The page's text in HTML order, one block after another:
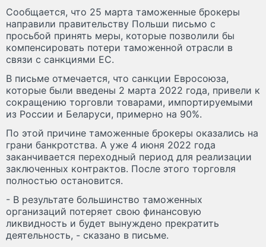
Сообщается, что 25 марта таможенные брокеры
направили правительству Польши письмо с
просьбой принять меры, которые позволили бы
компенсировать потери таможенной отрасли в
связи с санкциями ЕС.
В письме отмечается, что санкции Евросоюза,
которые были введены 2 марта 2022 года, привели к
сокращению торговли товарами, импортируемыми
из России и Беларуси, примерно на 90%.
По этой причине таможенные брокеры оказались на
грани банкротства. А уже 4 июня 2022 года
заканчивается переходный период для реализации
заключенных контрактов. После этого торговля
полностью остановится.
- В результате большинство таможенных
организаций потеряет свою финансовую
ликвидность и будет вынуждено прекратить
деятельность, - сказано в письме.